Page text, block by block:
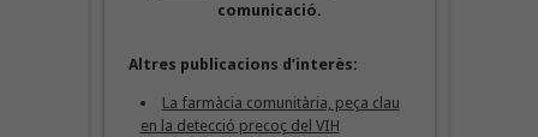
comunicació.
Altres publicacions d’interès:
La farmàcia comunitària, peça clau
en la detecció precoç del VIH